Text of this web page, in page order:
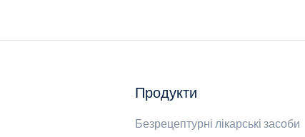
Продукти
Безрецептурні лікарські засоби